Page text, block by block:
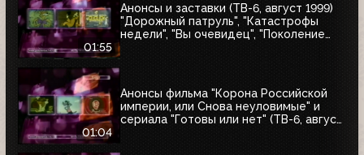
01:55
Анонсы и заставки (ТВ-6, август 1999)
"Дорожный патруль", "Катастрофы
недели", "Вы очевидец", "Поколение
01:04
Анонсы фильма "Корона Российской
империи, или Снова неуловимые" и
сериала "Готовы или нет" (ТВ-6, август